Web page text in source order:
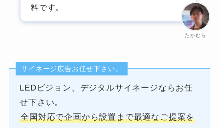
たかむら
料です。
サイネージ広告お任せ下さい。
LEDビジョン、デジタルサイネージならお任
せ下さい。
全国対応で企画から設置まで最適なご提案を